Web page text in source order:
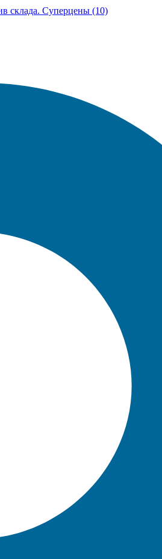
склада. Суперцены (10)